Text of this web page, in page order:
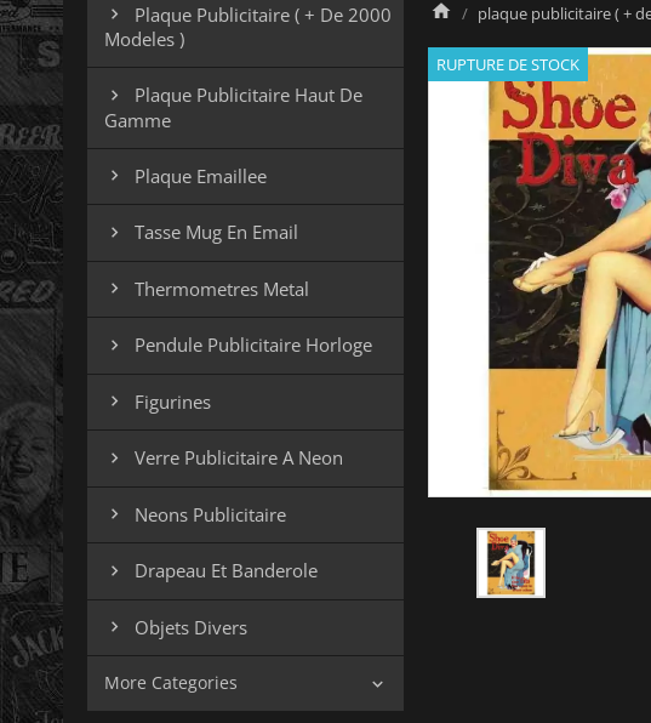

Plaque Publicitaire ( + De 2000
Modeles )

Plaque Publicitaire Haut De
Gamme
 Plaque Emaillee
 Tasse Mug En Email
 Thermometres Metal
 Pendule Publicitaire Horloge
 Figurines
 Verre Publicitaire A Neon
 Neons Publicitaire
 Drapeau Et Banderole
 Objets Divers
More Categories 
plaque publicitaire ( +
RUPTURE DE STOCK